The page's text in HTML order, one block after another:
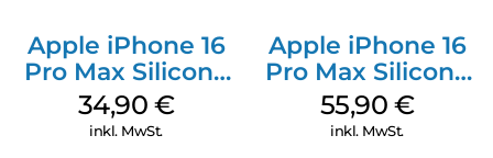
Apple iPhone 16
Pro Max Silicone
Case MagSafe
Denim
34,90 €
inkl. MwSt.
Apple iPhone 16
Pro Max Silicone
Case MagSafe
Stone Gray
55,90 €
inkl. MwSt.